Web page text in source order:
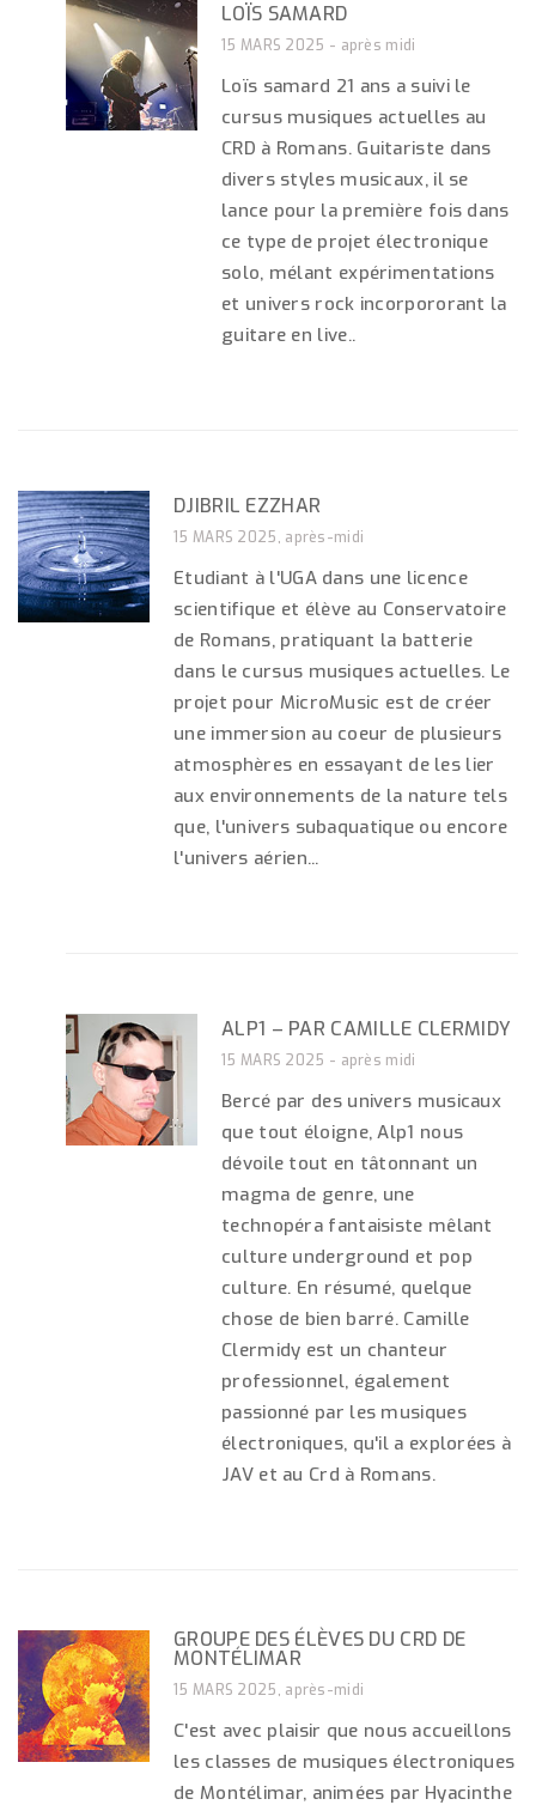
LOÏS SAMARD
15 MARS 2025 - après midi
Loïs samard 21 ans a suivi le
cursus musiques actuelles au
CRD à Romans. Guitariste dans
divers styles musicaux, il se
lance pour la première fois dans
ce type de projet électronique
solo, mélant expérimentations
et univers rock incorpororant la
guitare en live..
DJIBRIL EZZHAR
15 MARS 2025, après-midi
Etudiant à l'UGA dans une licence
scientifique et élève au Conservatoire
de Romans, pratiquant la batterie
dans le cursus musiques actuelles. Le
projet pour MicroMusic est de créer
une immersion au coeur de plusieurs
atmosphères en essayant de les lier
aux environnements de la nature tels
que, l'univers subaquatique ou encore
l'univers aérien...
ALP1 – PAR CAMILLE CLERMIDY
15 MARS 2025 - après midi
Bercé par des univers musicaux
que tout éloigne, Alp1 nous
dévoile tout en tâtonnant un
magma de genre, une
technopéra fantaisiste mêlant
culture underground et pop
culture. En résumé, quelque
chose de bien barré. Camille
Clermidy est un chanteur
professionnel, également
passionné par les musiques
électroniques, qu'il a explorées à
JAV et au Crd à Romans.
GROUPE DES ÉLÈVES DU CRD DE
MONTÉLIMAR
15 MARS 2025, après-midi
C'est avec plaisir que nous accueillons
les classes de musiques électroniques
de Montélimar, animées par Hyacinthe